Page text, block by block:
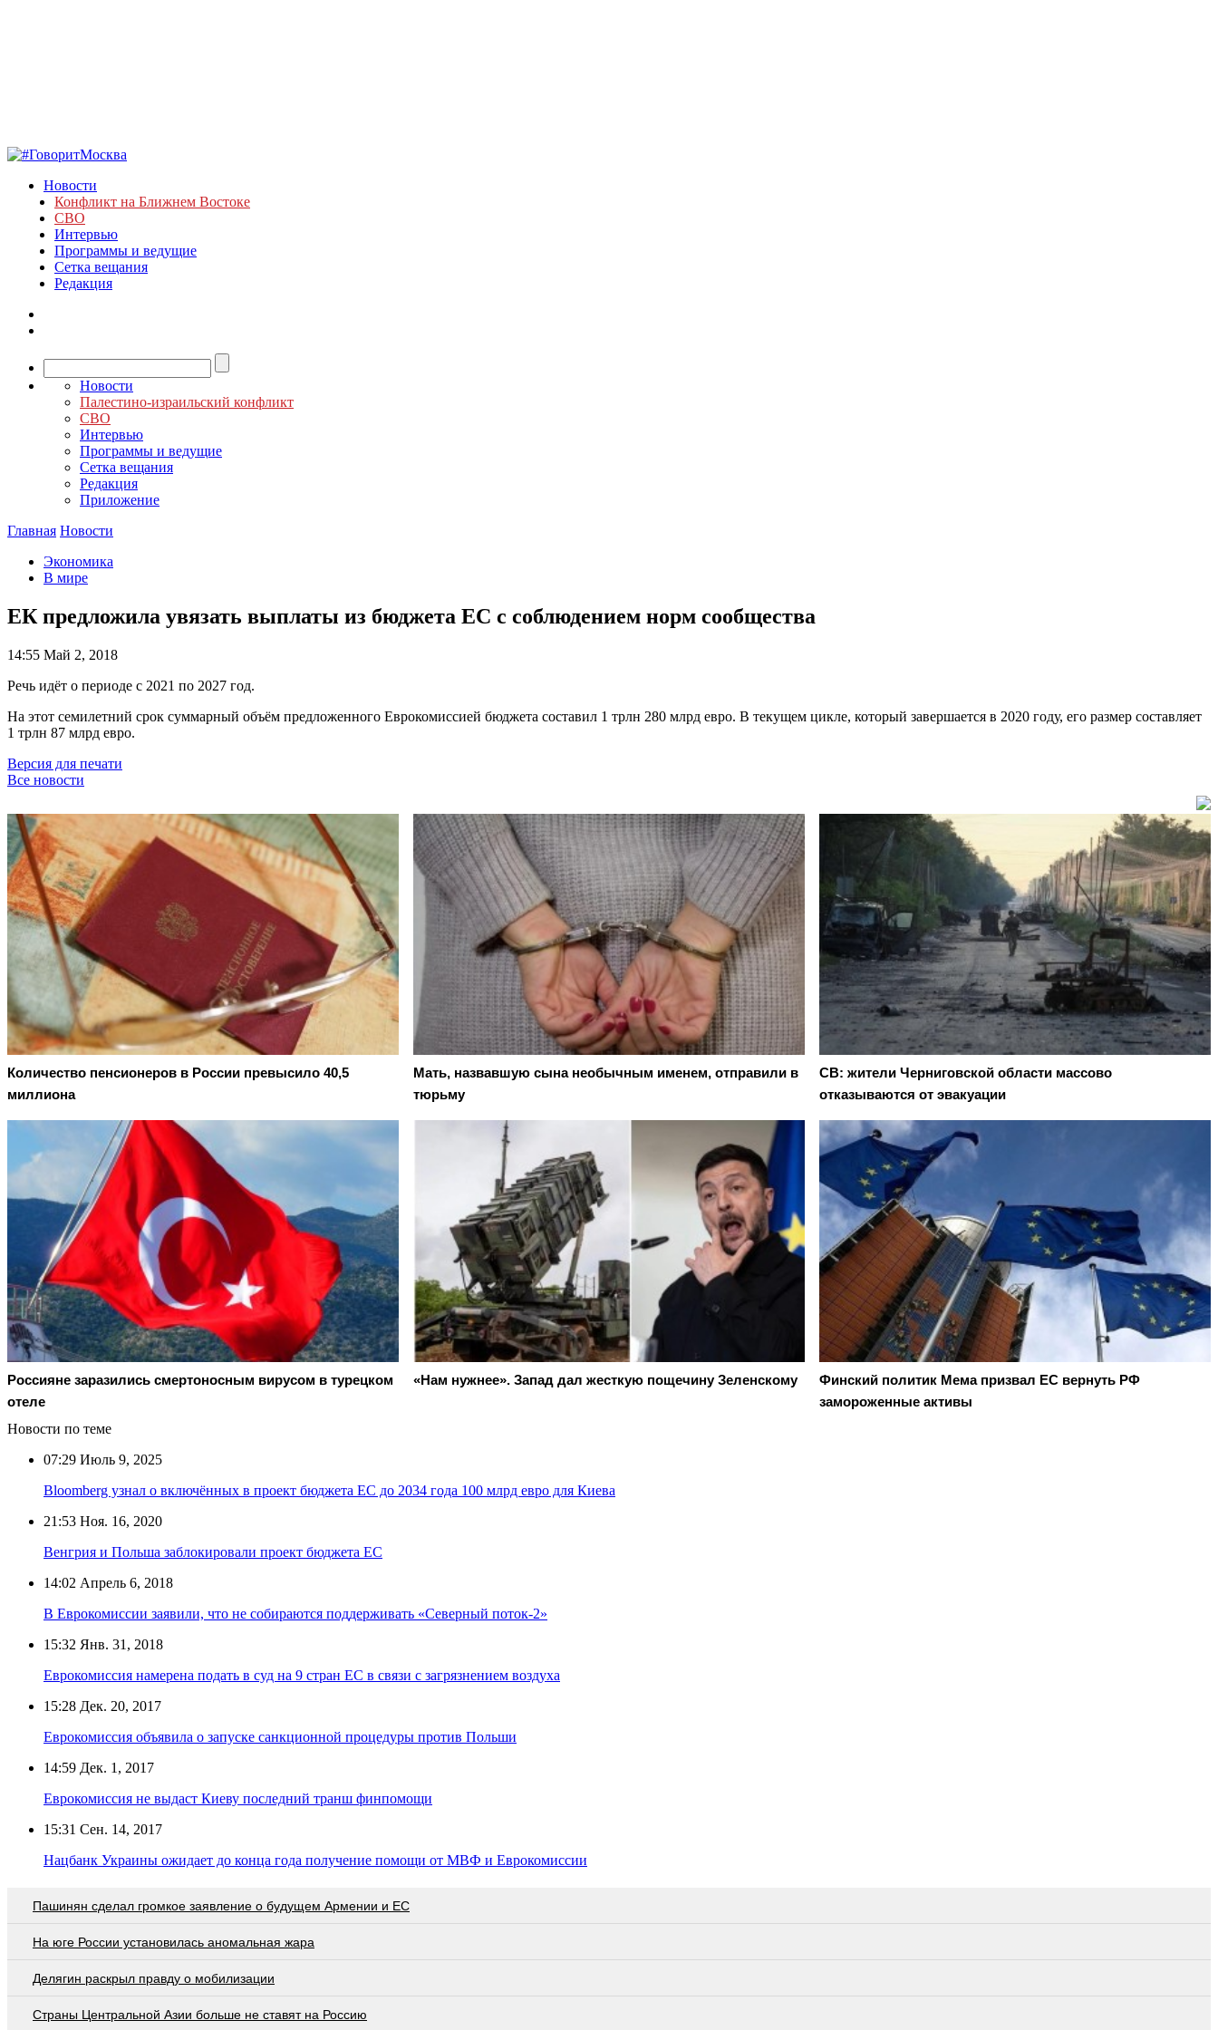
Новости
Конфликт на Ближнем Востоке
СВО
Интервью
Программы и ведущие
Сетка вещания
Редакция
Новости
Палестино-израильский конфликт
СВО
Интервью
Программы и ведущие
Сетка вещания
Редакция
Приложение
Главная Новости
Экономика
В мире
ЕК предложила увязать выплаты из бюджета ЕС с соблюдением норм сообщества
14:55 Май 2, 2018
Речь идёт о периоде с 2021 по 2027 год.
На этот семилетний срок суммарный объём предложенного Еврокомиссией бюджета составил 1 трлн 280 млрд евро. В текущем цикле, который завершается в 2020 году, его размер составляет
1 трлн 87 млрд евро.
Версия для печати
Все новости
Количество пенсионеров в России превысило 40,5
миллиона
Мать, назвавшую сына необычным именем, отправили в
тюрьму
СВ: жители Черниговской области массово
отказываются от эвакуации
Россияне заразились смертоносным вирусом в турецком
отеле
«Нам нужнее». Запад дал жесткую пощечину Зеленскому
Финский политик Мема призвал ЕС вернуть РФ
замороженные активы
Новости по теме
07:29 Июль 9, 2025
Bloomberg узнал о включённых в проект бюджета ЕС до 2034 года 100 млрд евро для Киева
21:53 Ноя. 16, 2020
Венгрия и Польша заблокировали проект бюджета ЕС
14:02 Апрель 6, 2018
В Еврокомиссии заявили, что не собираются поддерживать «Северный поток-2»
15:32 Янв. 31, 2018
Еврокомиссия намерена подать в суд на 9 стран ЕС в связи с загрязнением воздуха
15:28 Дек. 20, 2017
Еврокомиссия объявила о запуске санкционной процедуры против Польши
14:59 Дек. 1, 2017
Еврокомиссия не выдаст Киеву последний транш финпомощи
15:31 Сен. 14, 2017
Нацбанк Украины ожидает до конца года получение помощи от МВФ и Еврокомиссии
Пашинян сделал громкое заявление о будущем Армении и ЕС
На юге России установилась аномальная жара
Делягин раскрыл правду о мобилизации
Страны Центральной Азии больше не ставят на Россию